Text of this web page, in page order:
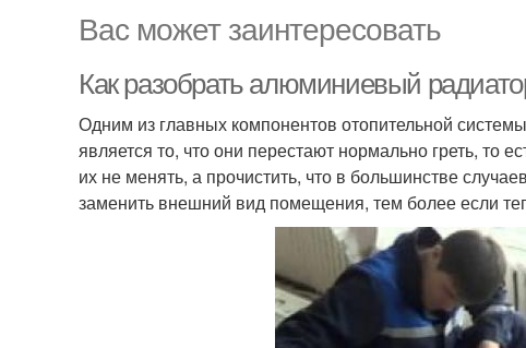
Вас может заинтересовать
Как разобрать алюминиевый
Одним из главных компонентов отопительной
является то, что они перестают нормально греть, то
их не менять, а прочистить, что в большинстве
заменить внешний вид помещения, тем более если